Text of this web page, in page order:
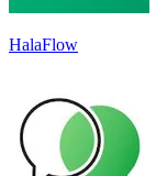
HalaFlow